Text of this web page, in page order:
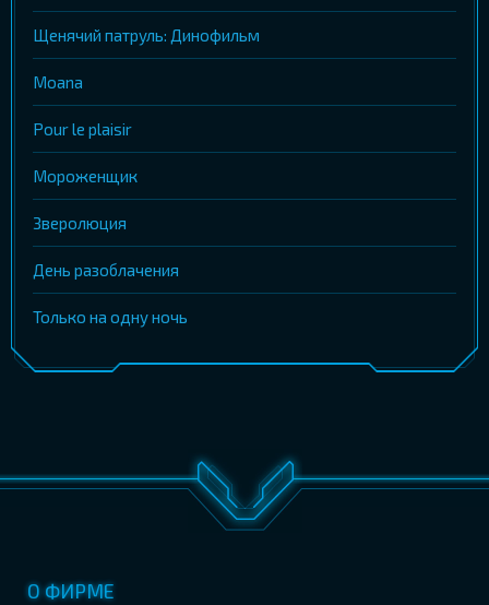
Щенячий патруль: Динофильм
Moana
Pour le plaisir
Мороженщик
Зверолюция
День разоблачения
Только на одну ночь
О ФИРМЕ